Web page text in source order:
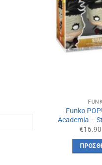
Funko
Academia –
€16.90